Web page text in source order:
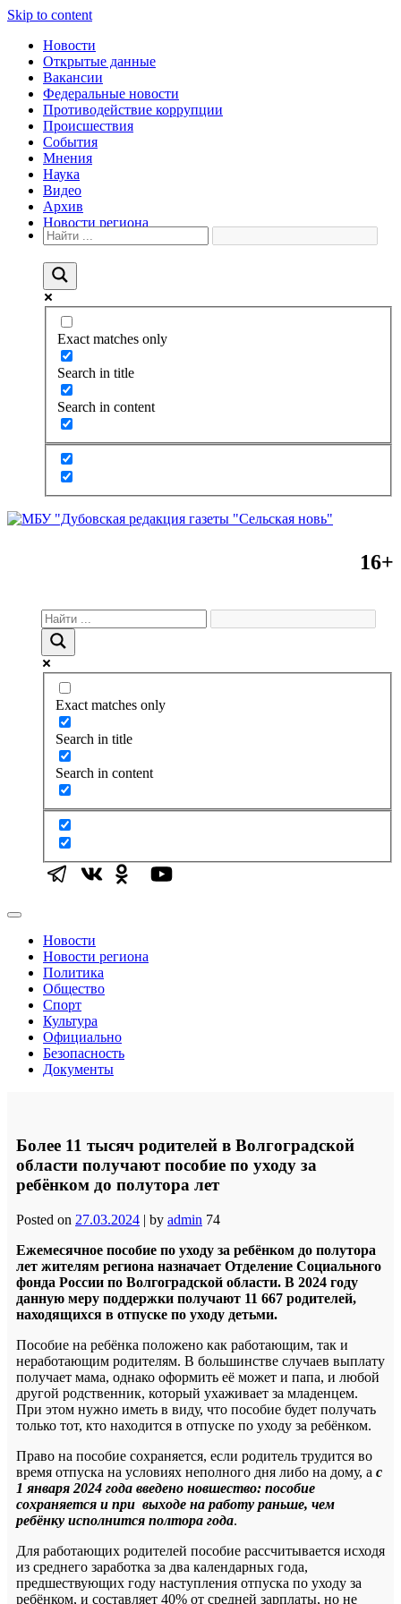
Skip to content
Новости
Открытые данные
Вакансии
Федеральные новости
Противодействие коррупции
Происшествия
События
Мнения
Наука
Видео
Архив
Новости региона
Exact matches only
Search in title
Search in content
16+
Exact matches only
Search in title
Search in content
Новости
Новости региона
Политика
Общество
Спорт
Культура
Официально
Безопасность
Документы
Более 11 тысяч родителей в Волгоградской
области получают пособие по уходу за
ребёнком до полутора лет
Posted on 27.03.2024 | by admin 74
Ежемесячное пособие по уходу за ребёнком до полутора
лет жителям региона назначает Отделение Социального
фонда России по Волгоградской области. В 2024 году
данную меру поддержки получают 11 667 родителей,
находящихся в отпуске по уходу детьми.
Пособие на ребёнка положено как работающим, так и
неработающим родителям. В большинстве случаев выплату
получает мама, однако оформить её может и папа, и любой
другой родственник, который ухаживает за младенцем.
При этом нужно иметь в виду, что пособие будет получать
только тот, кто находится в отпуске по уходу за ребёнком.
Право на пособие сохраняется, если родитель трудится во
время отпуска на условиях неполного дня либо на дому, а с
1 января 2024 года введено новшество: пособие
сохраняется и при выходе на работу раньше, чем
ребёнку исполнится полтора года.
Для работающих родителей пособие рассчитывается исходя
из среднего заработка за два календарных года,
предшествующих году наступления отпуска по уходу за
ребёнком, и составляет 40% от средней зарплаты, но не